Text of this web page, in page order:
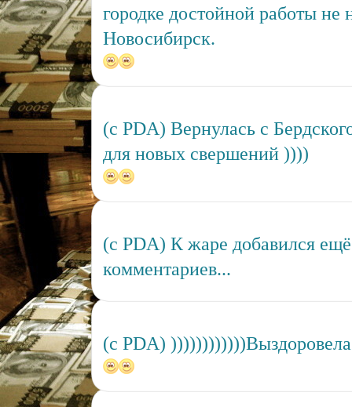
городке достойной работы не
Новосибирск.
(c PDA) Вернулась с
для новых свершений ))))
(c PDA) К жаре добавился ещё
комментариев...
(c PDA)